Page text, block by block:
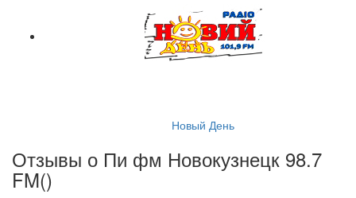
Новый День
Отзывы о Пи фм Новокузнецк 98.7
FM()